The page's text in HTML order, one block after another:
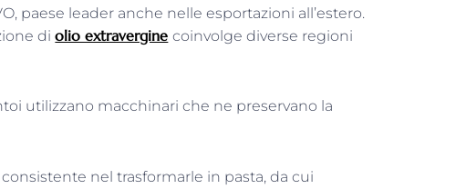
paese leader anche nelle esportazioni all’estero.
diolio extravergine coinvolge diverse regioni
utilizzano macchinari che ne preservano la
consistente nel trasformarle in pasta, da cui